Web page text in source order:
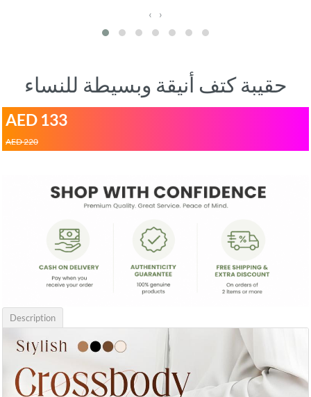
‹ ›
حقيبة كتف أنيقة وبسيطة للنساء
AED 133
AED 220
Description